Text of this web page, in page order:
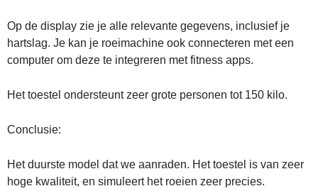
Op de display zie je alle relevante gegevens, inclusief je
hartslag. Je kan je roeimachine ook connecteren met een
computer om deze te integreren met fitness apps.
Het toestel ondersteunt zeer grote personen tot 150 kilo.
Conclusie:
Het duurste model dat we aanraden. Het toestel is van zeer
hoge kwaliteit, en simuleert het roeien zeer precies.